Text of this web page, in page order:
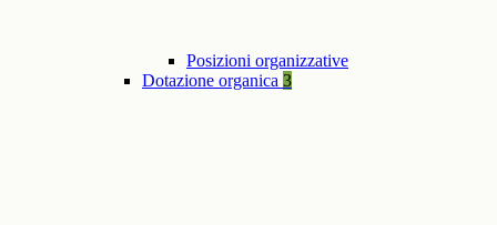
Posizioni organizzative
Dotazione organica 3